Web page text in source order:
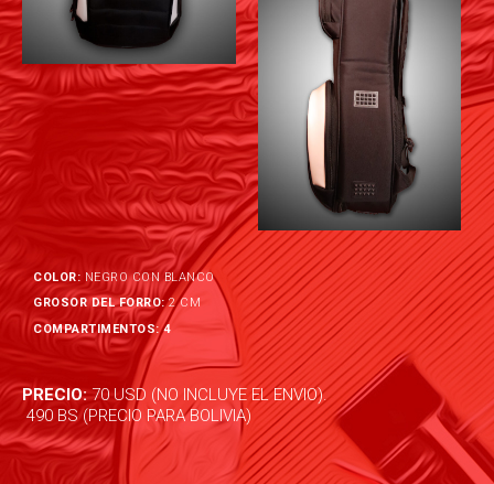
COLOR: NEGRO CON BLANCO
GROSOR DEL FORRO:2 CM
COMPARTIMENTOS: 4
PRECIO:70 USD (NO INCLUYE EL ENVIO).
490 BS (PRECIO PARA BOLIVIA)